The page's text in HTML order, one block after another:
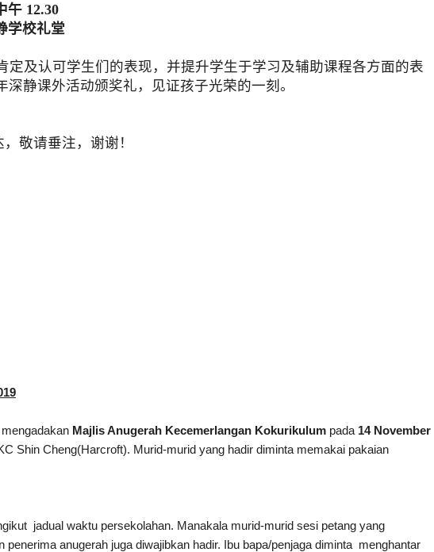
午 12.30
学校礼堂
定及认可学生们的表现，并提升学生于学习及辅助课程各方面的表
深静课外活动颁奖礼，见证孩子光荣的一刻。
敬请垂注，谢谢！
penjaga
9
Majlis Anugerah Kecemerlangan Kokurikulum pada 14 November
Shin Cheng(Harcroft). Murid-murid yang hadir diminta memakai pakaian
jadual waktu persekolahan. Manakala murid-murid sesi petang yang
penerima anugerah juga diwajibkan hadir. Ibu bapa/penjaga diminta menghantar